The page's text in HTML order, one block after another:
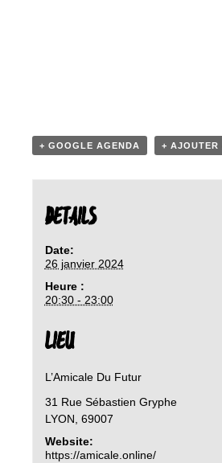
+ GOOGLE AGENDA + AJOUTER
DETAILS
Date:
26 janvier 2024
Heure :
20:30 - 23:00
LIEU
L’Amicale Du Futur
31 Rue Sébastien Gryphe
LYON 69007
Website:
https://amicale.online/